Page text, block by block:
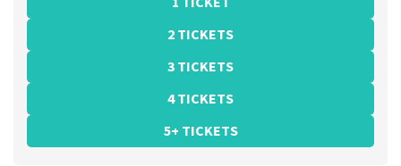
2 TICKETS
3 TICKETS
4 TICKETS
5+ TICKETS